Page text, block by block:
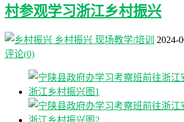
村参观学习浙江乡村振兴
乡村振兴 现场教学/培训 2024-
评论(0)